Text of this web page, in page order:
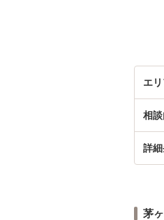
エ
相
詳
茅